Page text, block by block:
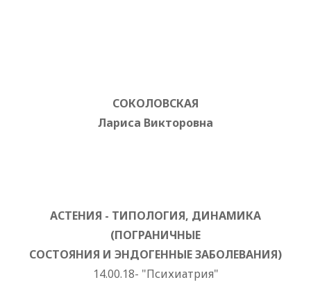
СОКОЛОВСКАЯ
Лариса Викторовна
АСТЕНИЯ - ТИПОЛОГИЯ, ДИНАМИКА
(ПОГРАНИЧНЫЕ
СОСТОЯНИЯ И ЭНДОГЕННЫЕ ЗАБОЛЕВАНИЯ)
14.00.18- "Психиатрия"